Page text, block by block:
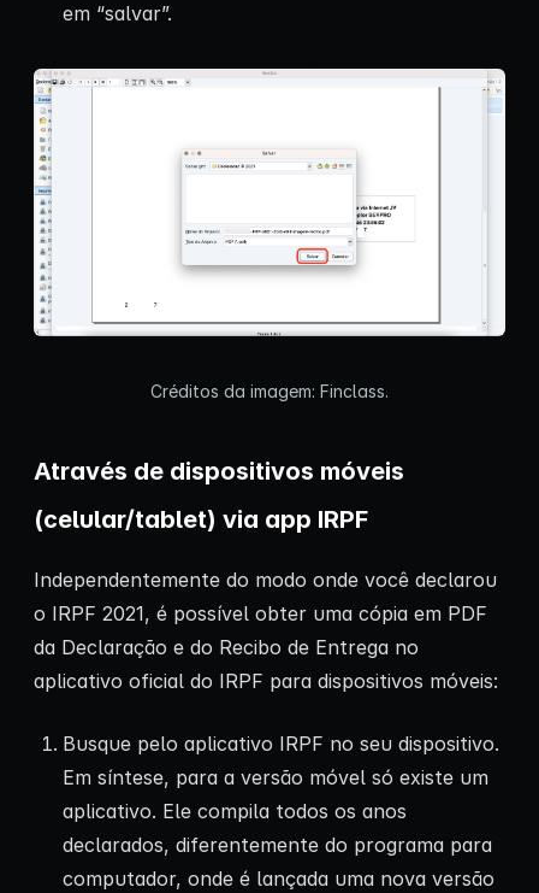
em “salvar”.
Créditos da imagem: Finclass.
Através de dispositivos móveis
(celular/tablet) via app IRPF
Independentemente do modo onde você declarou
o IRPF 2021, é possível obter uma cópia em PDF
da Declaração e do Recibo de Entrega no
aplicativo oficial do IRPF para dispositivos móveis:
Busque pelo aplicativo IRPF no seu dispositivo.
Em síntese, para a versão móvel só existe um
aplicativo. Ele compila todos os anos
declarados, diferentemente do programa para
computador, onde é lançada uma nova versão